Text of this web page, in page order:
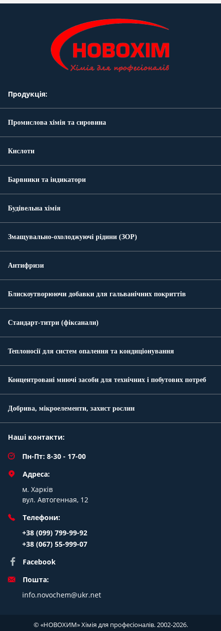
Продукція:
Промислова хімія та сировина
Кислоти
Барвники та індикатори
Будівельна хімія
Змащувально-охолоджуючі рідини (ЗОР)
Антифризи
Блискоутворюючи добавки для гальванічних покриттів
Стандарт-титри (фіксанали)
Теплоносії для систем опалення та кондиціонування
Концентровані миючі засоби для технічних і побутових потреб
Добрива, мікроелементи, захист рослин
Наші контакти:
Пн-Пт: 8-30 - 17-00
Адреса:
м. Харків
вул. Автогенная, 12
Телефони:
+38 (099) 799-99-92
+38 (067) 55-999-07
Facebook
Пошта:
info.novochem@ukr.net
© «НОВОХИМ» Хімія для професіоналів. 2002-2026.